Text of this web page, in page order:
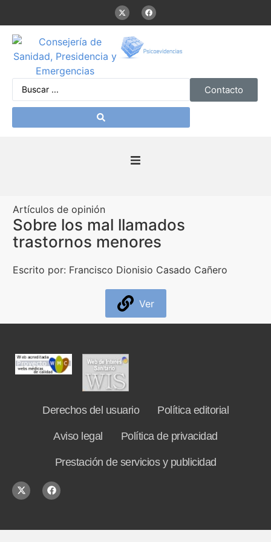
Contacto
Presentación
Boletín
Artículos de opinión
Sobre los mal llamados
trastornos menores
Escrito por: Francisco Dionisio Casado Cañero
Ver
Derechos del usuario Política editorial
Aviso legal Política de privacidad
Prestación de servicios y publicidad